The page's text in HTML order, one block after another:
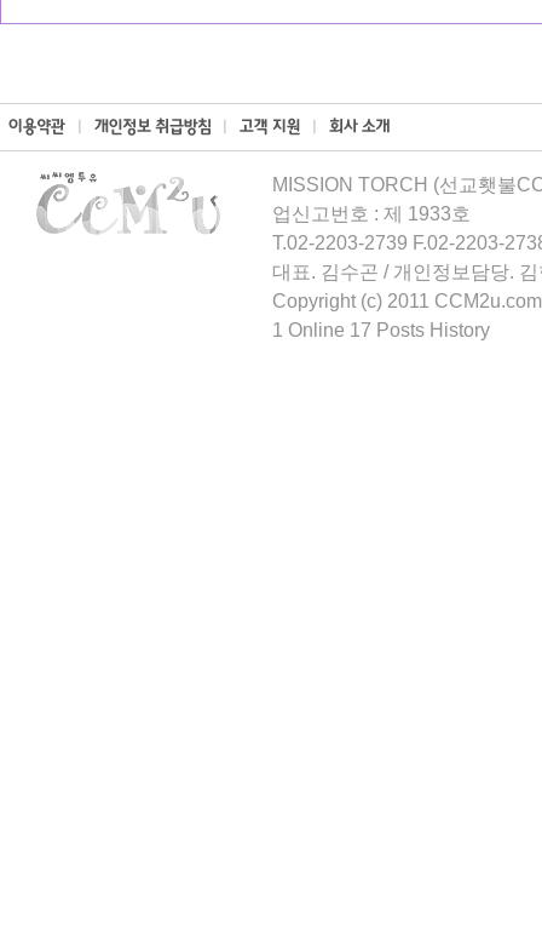
MISSION TORCH (선교횃불
업신고번호 : 제 1933호
T.02-2203-2739 F.02-2203-
대표. 김수곤 / 개인정보담당.
Copyright (c) 2011
1 Online 17 Posts History